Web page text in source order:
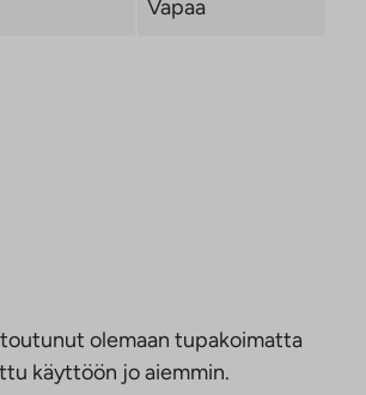
Vapaa
olemaan tupakoimatta
käyttöön jo aiemmin.